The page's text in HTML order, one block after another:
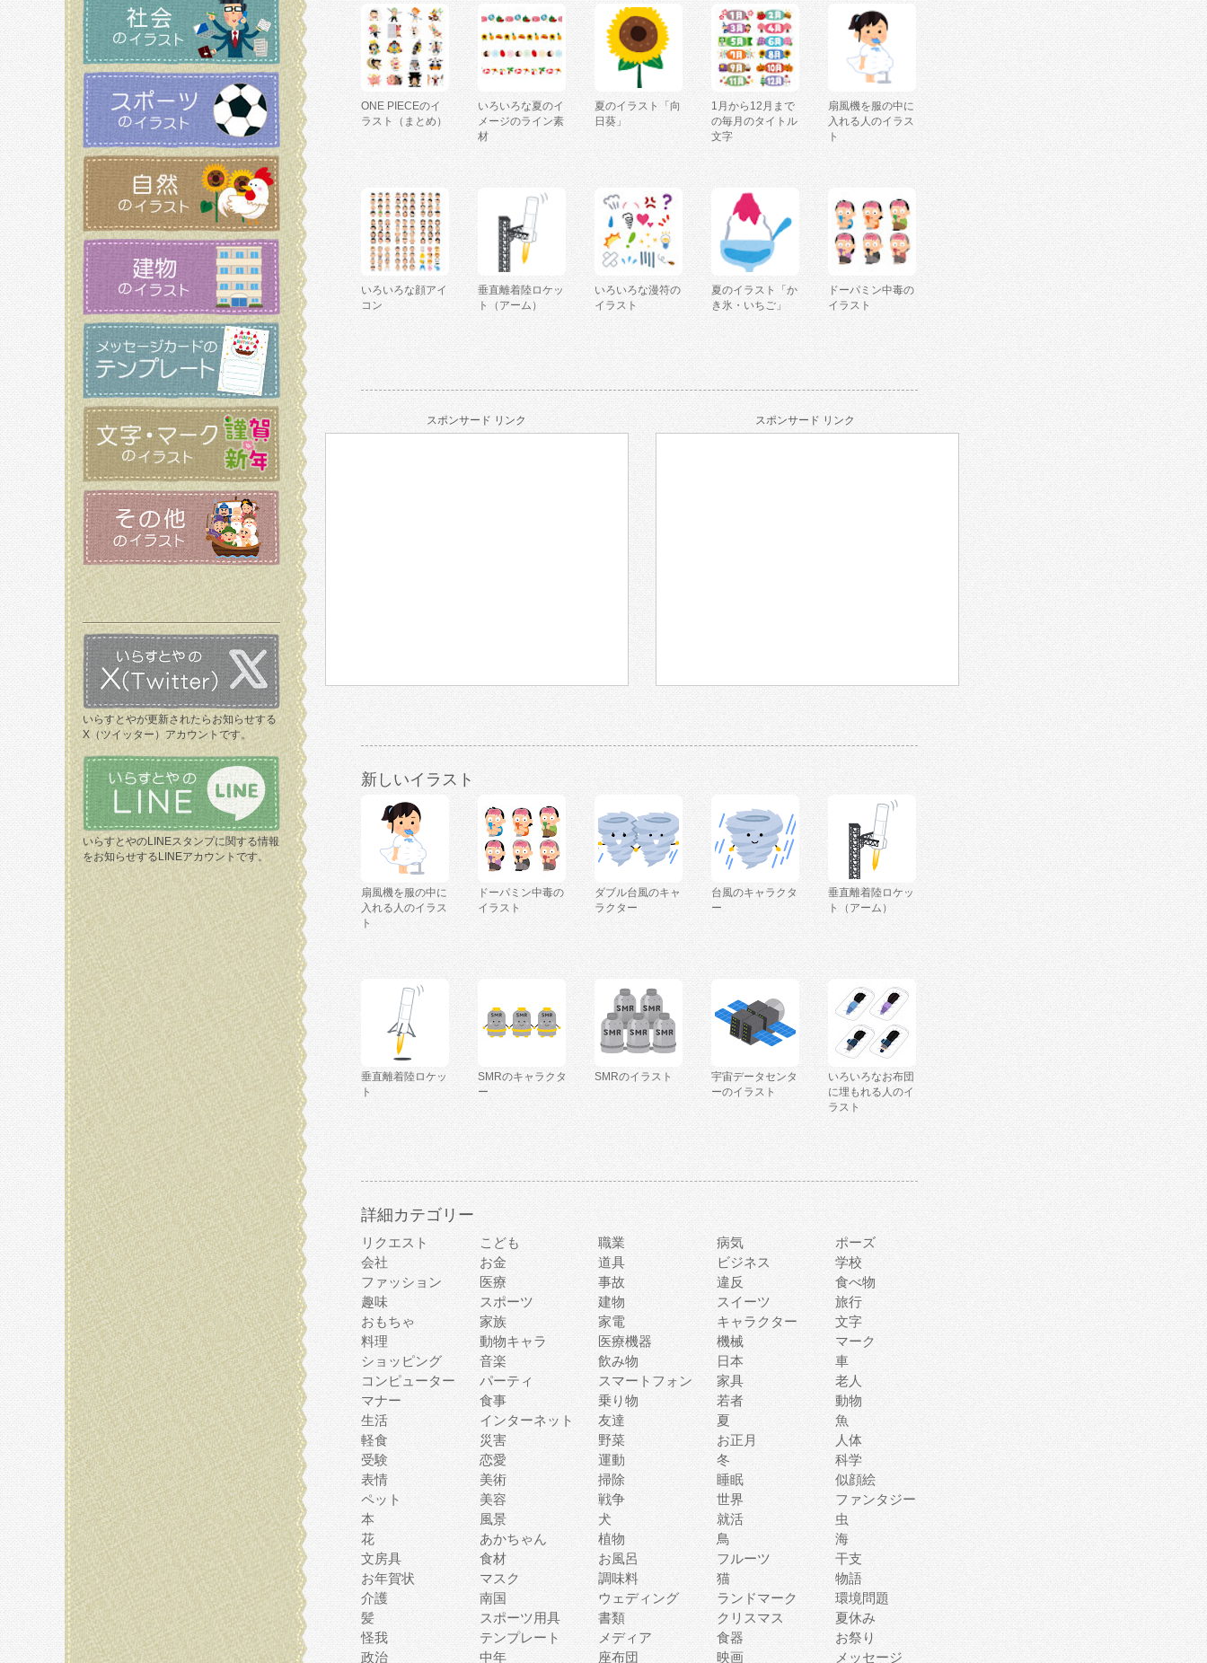
いらすとやが更新されたらお知らせする
X（ツイッター）アカウントです。
いらすとやのLINEスタンプに関する情報
をお知らせするLINEアカウントです。
ONE PIECEのイ
ラスト（まとめ）
いろいろな夏のイ
メージのライン素
材
夏のイラスト「向
日葵」
1月から12月まで
の毎月のタイトル
文字
扇風機を服の中に
入れる人のイラス
ト
いろいろな顔アイ
コン
垂直離着陸ロケッ
ト（アーム）
いろいろな漫符の
イラスト
夏のイラスト「か
き氷・いちご」
ドーパミン中毒の
イラスト
スポンサード リンク スポンサード リンク
新しいイラスト
扇風機を服の中に
入れる人のイラス
ト
ドーパミン中毒の
イラスト
ダブル台風のキャ
ラクター
台風のキャラクタ
ー
垂直離着陸ロケッ
ト（アーム）
垂直離着陸ロケッ
ト
SMRのキャラクタ
ー
SMRのイラスト
宇宙データセンタ
ーのイラスト
いろいろなお布団
に埋もれる人のイ
ラスト
詳細カテゴリー
リクエスト こども 職業 病気
ポーズ
会社
お金 道具 ビジネス
学校
ファッション
医療 事故 違反
食べ物
趣味
スポーツ 建物 スイーツ
旅行
おもちゃ
家族 家電 キャラクター
文字
料理
動物キャラ 医療機器 機械
マーク
ショッピング
音楽 飲み物 日本
車
コンピューター
パーティ スマートフォン 家具
老人
マナー
食事 乗り物 若者
動物
生活
インターネット 友達 夏
魚
軽食
災害 野菜 お正月
人体
受験
恋愛 運動 冬
科学
表情
美術 掃除 睡眠
似顔絵
ペット
美容 戦争 世界
ファンタジー
本
風景 犬 就活
虫
花
あかちゃん 植物 鳥
海
文房具
食材 お風呂 フルーツ
干支
お年賀状
マスク 調味料 猫
物語
介護
南国 ウェディング ランドマーク
環境問題
髪
スポーツ用具 書類 クリスマス
夏休み
怪我
テンプレート メディア 食器
お祭り
政治
中年 座布団 映画 メッセージ